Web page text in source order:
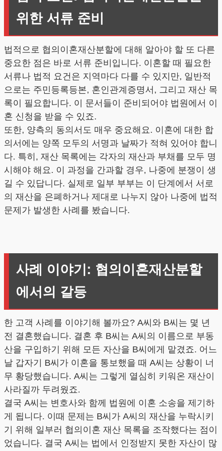
위한 서류 준비
법적으로 협의이혼재산분할에 대해 알아야 할 또 다른
중요한 점은 바로 서류 준비입니다. 이혼할 때 필요한
서류나 법적 요건은 지역마다 다를 수 있지만, 일반적
으로는 주민등록등본, 혼인관계증명서, 그리고 재산 목
록이 필요합니다. 이 문서들이 준비되어야 법원에서 이
혼 신청을 받을 수 있죠.
또한, 양측의 동의서도 매우 중요해요. 이혼에 대한 합
의서에는 양쪽 모두의 서명과 날짜가 적혀 있어야 합니
다. 특히, 재산 목록에는 각자의 재산과 부채를 모두 명
시해야 해요. 이 과정을 간과할 경우, 나중에 분쟁이 생
길 수 있답니다. 실제로 일부 부부는 이 단계에서 서로
의 재산을 은폐하거나 제대로 나누지 않아 나중에 법적
문제가 발생한 사례를 봤습니다.
사례 이야기: 협의이혼재산분할
에서의 갈등
한 고객 사례를 이야기해 볼까요? A씨와 B씨는 몇 년
전 결혼했습니다. 결혼 후 B씨는 A씨의 이름으로 부동
산을 구입하기 위해 모든 자산을 B씨에게 맡겼죠. 어느
날 갑자기 B씨가 이혼을 통보했을 때 A씨는 상황이 너
무 황당했습니다. A씨는 그렇게 열심히 키워온 재산이
사라질까 두려웠죠.
결국 A씨는 변호사와 함께 법원에 이혼 소송을 제기하
게 됩니다. 이때 문제는 B씨가 A씨의 재산을 누락시키
기 위해 일부러 협의이혼 재산 목록을 조작했다는 점이
었습니다. 결국 A씨는 법에서 인정받지 못한 자산이 많